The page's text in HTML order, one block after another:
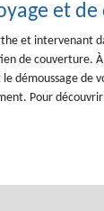
et
et intervenant
de couverture.
démoussage
Pour